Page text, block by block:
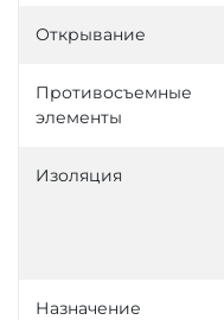
Открывание
Противосъемные
элементы
Изоляция
Назначение